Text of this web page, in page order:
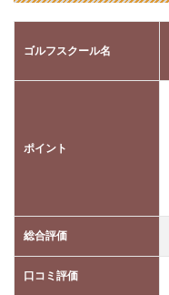
ゴルフスクール名
ポイント
総合評価
口コミ評価